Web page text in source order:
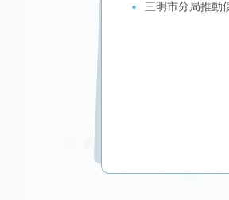
三明市分局推動